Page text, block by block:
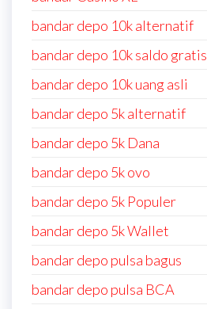
bandar depo 10k alternatif
bandar depo 10k saldo gratis
bandar depo 10k uang asli
bandar depo 5k alternatif
bandar depo 5k Dana
bandar depo 5k ovo
bandar depo 5k Populer
bandar depo 5k Wallet
bandar depo pulsa bagus
bandar depo pulsa BCA